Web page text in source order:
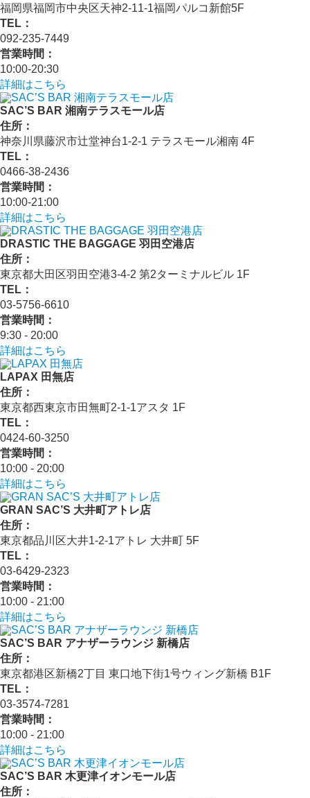
福岡県福岡市中央区天神2-11-1福岡パルコ新館5F
TEL：
092-235-7449
営業時間：
10:00-20:30
詳細はこちら
SAC’S BAR 湘南テラスモール店
住所：
神奈川県藤沢市辻堂神台1-2-1 テラスモール湘南 4F
TEL：
0466-38-2436
営業時間：
10:00-21:00
詳細はこちら
DRASTIC THE BAGGAGE 羽田空港店
住所：
東京都大田区羽田空港3-4-2 第2ターミナルビル 1F
TEL：
03-5756-6610
営業時間：
9:30 - 20:00
詳細はこちら
LAPAX 田無店
住所：
東京都西東京市田無町2-1-1アスタ 1F
TEL：
0424-60-3250
営業時間：
10:00 - 20:00
詳細はこちら
GRAN SAC’S 大井町アトレ店
住所：
東京都品川区大井1-2-1アトレ 大井町 5F
TEL：
03-6429-2323
営業時間：
10:00 - 21:00
詳細はこちら
SAC’S BAR アナザーラウンジ 新橋店
住所：
東京都港区新橋2丁目 東口地下街1号ウィング新橋 B1F
TEL：
03-3574-7281
営業時間：
10:00 - 21:00
詳細はこちら
SAC’S BAR 木更津イオンモール店
住所：